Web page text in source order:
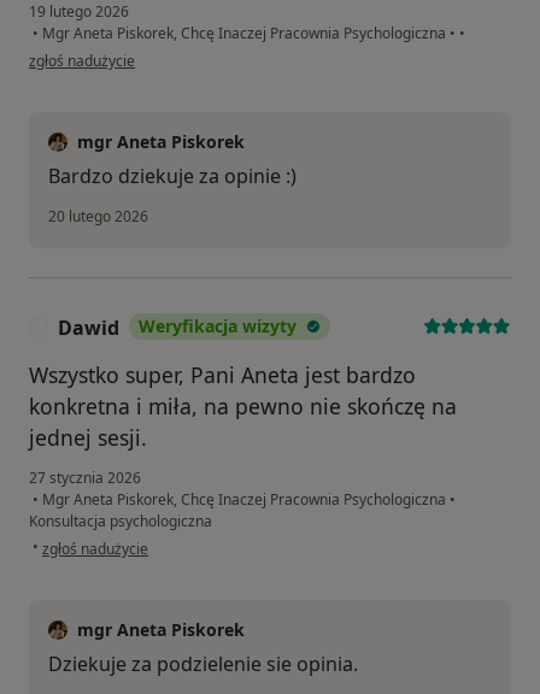
19 lutego 2026
• Mgr Aneta Piskorek, Chcę Inaczej Pracownia Psychologiczna • •
w opinii użytkownika Krzysztof K
zgłoś nadużycie
mgr Aneta Piskorek
Bardzo dziekuje za opinie :)
20 lutego 2026
Dawid Weryfikacja wizyty
Wszystko super, Pani Aneta jest bardzo
konkretna i miła, na pewno nie skończę na
jednej sesji.
27 stycznia 2026
• Mgr Aneta Piskorek, Chcę Inaczej Pracownia Psychologiczna •
Konsultacja psychologiczna
• w opinii użytkownika Dawid
zgłoś nadużycie
mgr Aneta Piskorek
Dziekuje za podzielenie sie opinia.